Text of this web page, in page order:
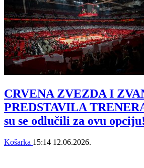
CRVENA ZVEZDA I
PREDSTAVILA
su se odlučili za ovu opciju!
Košarka 15:14 12.06.2026.